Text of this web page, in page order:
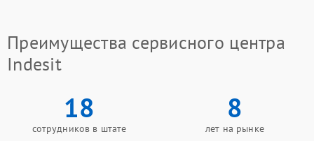
Преимущества сервисного центра
Indesit
18
сотрудников в штате
8
лет на рынке